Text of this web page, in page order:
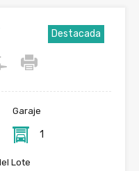
Destacada
Garaje
1
Lote